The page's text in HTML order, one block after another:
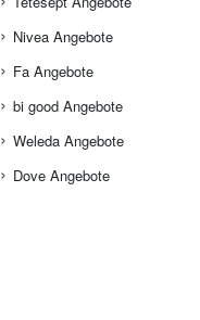
Nivea Angebote
Fa Angebote
bi good Angebote
Weleda Angebote
Dove Angebote